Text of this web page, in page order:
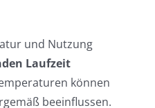
und Nutzung
Laufzeit
können
beeinflussen.